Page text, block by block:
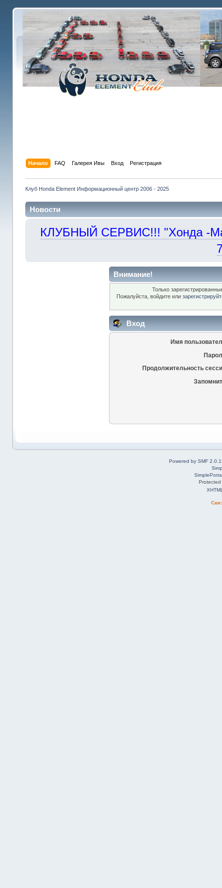
Начало FAQ Галерея Ивы Вход Регистрация
Клуб Honda Element Информационный центр 2006 - 2025
Новости
КЛУБНЫЙ СЕРВИС!!! "Хонда -
Внимание!
Только
Пожалуйста, войдите или
Вход
Имя
Продолжительность
Powered by SMF